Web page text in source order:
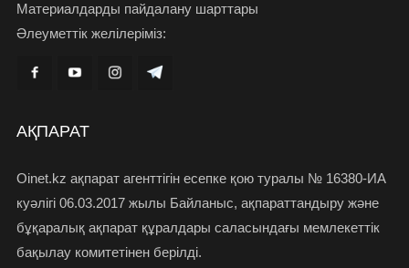
Материалдарды пайдалану шарттары
Әлеуметтік желілеріміз:
АҚПАРАТ
Oinet.kz ақпарат агенттігін есепке қою туралы № 16380-ИА
куәлігі 06.03.2017 жылы Байланыс, ақпараттандыру және
бұқаралық ақпарат құралдары саласындағы мемлекеттік
бақылау комитетінен берілді.